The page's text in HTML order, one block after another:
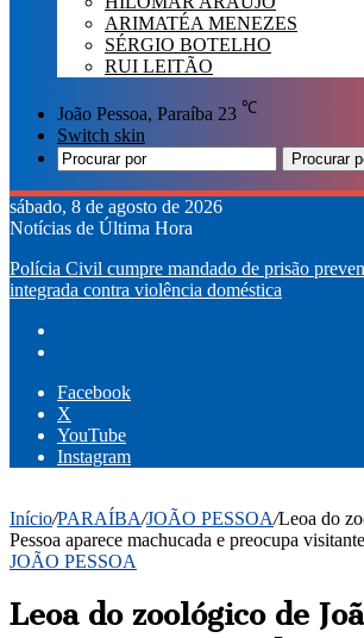
ARIMATÉA MENEZES
SÉRGIO BOTELHO
RUI LEITÃO
João Pessoa, Paraíba 23 ℃
Switch skin
Procurar
sábado, 8 de agosto de 2026
Notícias de Última Hora
Polícia Civil cumpre mandado de prisão
integrada contra violência doméstica
Facebook
X
YouTube
Instagram
Início/PARAÍBA/JOÃO PESSOA/Leoa do
Pessoa aparece machucada e preocupa
JOÃO PESSOA
Leoa do zoológico de